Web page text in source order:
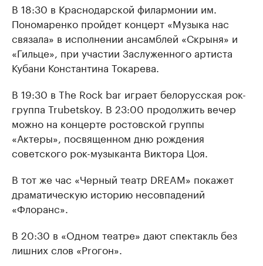
В 18:30 в Краснодарской филармонии им.
Пономаренко пройдет концерт «Музыка нас
связала» в исполнении ансамблей «Скрыня» и
«Гильце», при участии Заслуженного артиста
Кубани Константина Токарева.
В 19:30 в The Rock bar играет белорусская рок-
группа Trubetskoy. В 23:00 продолжить вечер
можно на концерте ростовской группы
«Актеры», посвященном дню рождения
советского рок-музыканта Виктора Цоя.
В тот же час «Черный театр DREAM» покажет
драматическую историю несовпадений
«Флоранс».
В 20:30 в «Одном театре» дают спектакль без
лишних слов «Proгон».